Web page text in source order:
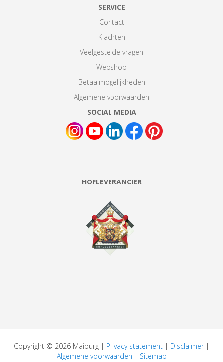
SERVICE
Contact
Klachten
Veelgestelde vragen
Webshop
Betaalmogelijkheden
Algemene voorwaarden
SOCIAL MEDIA
HOFLEVERANCIER
Copyright © 2026 Maiburg | Privacy statement | Disclaimer|
Algemene voorwaarden | Sitemap